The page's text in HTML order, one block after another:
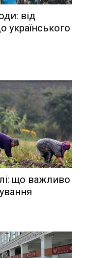
від
українського
що важливо